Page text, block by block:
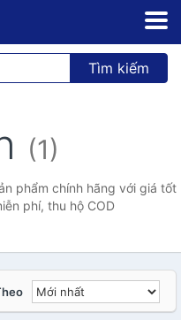
Tìm kiếm
(1)
phẩm chính hãng với giá tốt
phí, thu hộ COD